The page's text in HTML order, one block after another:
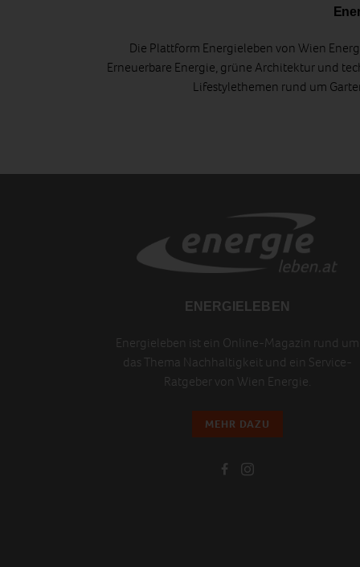
Die Plattform Energieleben von Wien
Erneuerbare Energie, grüne Architektur und
Lifestylethemen rund um
ENERGIELEBEN
Energieleben ist ein Online-Magazin rund um
das Thema Nachhaltigkeit und ein Service-
Ratgeber von Wien Energie.
MEHR DAZU